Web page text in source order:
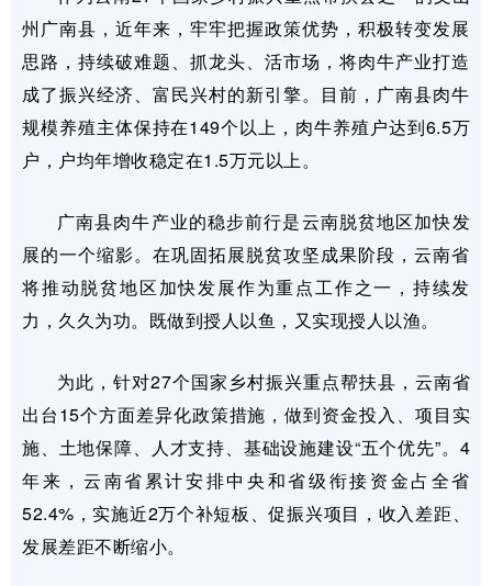
州广南县，近年来，牢牢把握政策优势，积极转变发展
思路，持续破难题、抓龙头、活市场，将肉牛产业打造
成了振兴经济、富民兴村的新引擎。目前，广南县肉牛
规模养殖主体保持在149个以上，肉牛养殖户达到6.5万
户，户均年增收稳定在1.5万元以上。
广南县肉牛产业的稳步前行是云南脱贫地区加快发
展的一个缩影。在巩固拓展脱贫攻坚成果阶段，云南省
将推动脱贫地区加快发展作为重点工作之一，持续发
力，久久为功。既做到授人以鱼，又实现授人以渔。
为此，针对27个国家乡村振兴重点帮扶县，云南省
出台15个方面差异化政策措施，做到资金投入、项目实
施、土地保障、人才支持、基础设施建设“五个优先”。4
年来，云南省累计安排中央和省级衔接资金占全省
52.4%，实施近2万个补短板、促振兴项目，收入差距、
发展差距不断缩小。